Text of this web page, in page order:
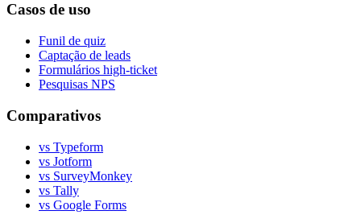
Casos de uso
Funil de quiz
Captação de leads
Formulários high-ticket
Pesquisas NPS
Comparativos
vs Typeform
vs Jotform
vs SurveyMonkey
vs Tally
vs Google Forms